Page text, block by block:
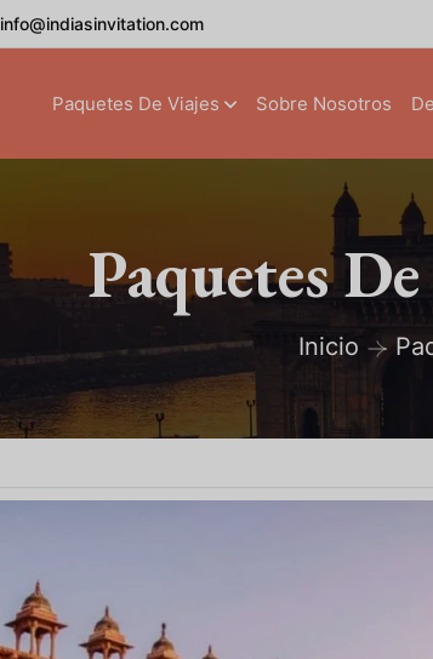
info@indiasinvitation.com
Paquetes De Viajes Sobre Nosotros
Paquetes
Inicio